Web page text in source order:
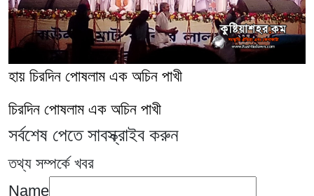
হায় চিরদিন পোষলাম এক অচিন পাখী
চিরদিন পোষলাম এক অচিন পাখী
সর্বশেষ পেতে সাবস্ক্রাইব করুন
তথ্য সম্পর্কে খবর
Name